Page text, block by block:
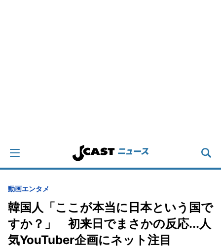
動画エンタメ
韓国人「ここが本当に日本という国で
すか？」 初来日でまさかの反応...人
気YouTuber企画にネット注目